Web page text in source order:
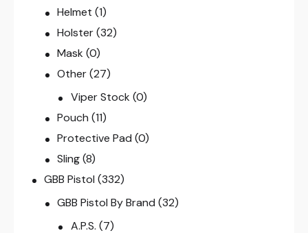
Helmet (1)
Holster (32)
Mask (0)
Other (27)
Viper Stock (0)
Pouch (11)
Protective Pad (0)
Sling (8)
GBB Pistol (332)
GBB Pistol By Brand (32)
A.P.S. (7)